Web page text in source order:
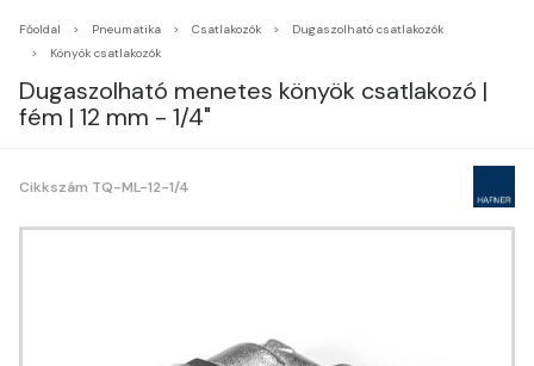
Főoldal Pneumatika Csatlakozók
Dugaszolható csatlakozók
Könyök csatlakozók
Dugaszolható menetes könyök csatlakozó |
fém | 12 mm - 1/4"
Cikkszám TQ-ML-12-1/4